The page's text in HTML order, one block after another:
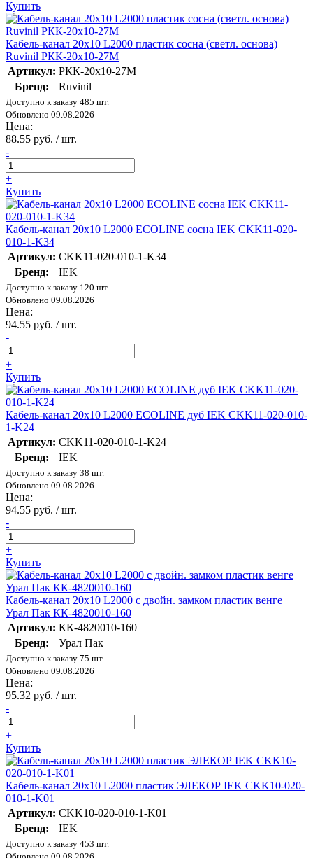
Купить
Кабель-канал 20х10 L2000 пластик сосна (светл. основа)
Ruvinil РКК-20х10-27М
Артикул: РКК-20х10-27М
Бренд:
Ruvinil
Доступно к заказу 485 шт.
Обновлено 09.08.2026
Цена:
88.55 руб. / шт.
-
+
Купить
Кабель-канал 20х10 L2000 ECOLINE сосна IEK CKK11-020-
010-1-K34
Артикул: CKK11-020-010-1-K34
Бренд:
IEK
Доступно к заказу 120 шт.
Обновлено 09.08.2026
Цена:
94.55 руб. / шт.
-
+
Купить
Кабель-канал 20х10 L2000 ECOLINE дуб IEK CKK11-020-010-
1-K24
Артикул: CKK11-020-010-1-K24
Бренд:
IEK
Доступно к заказу 38 шт.
Обновлено 09.08.2026
Цена:
94.55 руб. / шт.
-
+
Купить
Кабель-канал 20х10 L2000 с двойн. замком пластик венге
Урал Пак КК-4820010-160
Артикул: КК-4820010-160
Бренд:
Урал Пак
Доступно к заказу 75 шт.
Обновлено 09.08.2026
Цена:
95.32 руб. / шт.
-
+
Купить
Кабель-канал 20х10 L2000 пластик ЭЛЕКОР IEK CKK10-020-
010-1-K01
Артикул: CKK10-020-010-1-K01
Бренд:
IEK
Доступно к заказу 453 шт.